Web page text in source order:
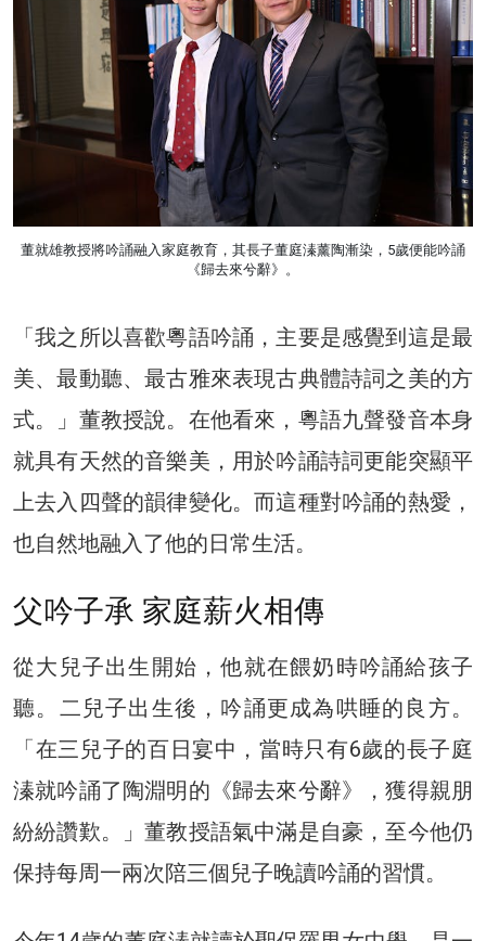
董就雄教授將吟誦融入家庭教育，其長子董庭溱薰陶漸染，5歲便能吟誦
《歸去來兮辭》。
「我之所以喜歡粵語吟誦，主要是感覺到這是最
美、最動聽、最古雅來表現古典體詩詞之美的方
式。」董教授說。在他看來，粵語九聲發音本身
就具有天然的音樂美，用於吟誦詩詞更能突顯平
上去入四聲的韻律變化。而這種對吟誦的熱愛，
也自然地融入了他的日常生活。
父吟子承 家庭薪火相傳
從大兒子出生開始，他就在餵奶時吟誦給孩子
聽。二兒子出生後，吟誦更成為哄睡的良方。
「在三兒子的百日宴中，當時只有6歲的長子庭
溱就吟誦了陶淵明的《歸去來兮辭》，獲得親朋
紛紛讚歎。」董教授語氣中滿是自豪，至今他仍
保持每周一兩次陪三個兒子晚讀吟誦的習慣。